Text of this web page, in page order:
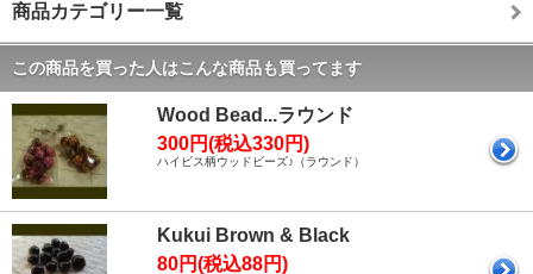
商品カテゴリー一覧
この商品を買った人はこんな商品も買ってます
Wood Bead...ラウンド
300円(税込330円)
ハイビス柄ウッドビーズ♪（ラウンド）
Kukui Brown & Black
80円(税込88円)